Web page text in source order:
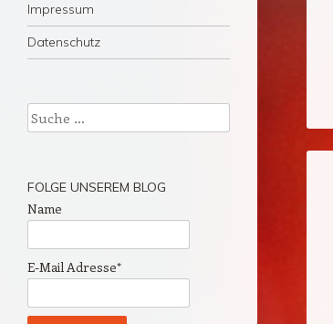
Impressum
Datenschutz
Suche
FOLGE UNSEREM BLOG
Name
E-Mail Adresse*